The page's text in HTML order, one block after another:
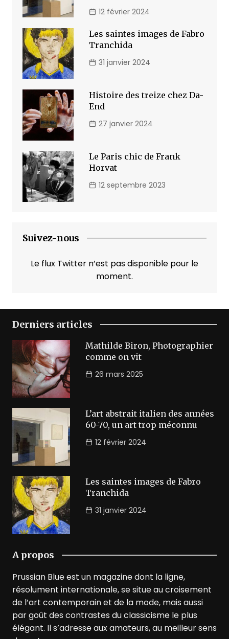
12 février 2024
Les saintes images de Fabro
Tranchida
31 janvier 2024
Histoire des treize chez Da-
End
27 janvier 2024
Le Paris chic de Frank
Horvat
12 septembre 2023
Suivez-nous
Le flux Twitter n’est pas disponible pour le
moment.
Derniers articles
Mathilde Biron, Photographier
comme on vit
26 mars 2025
L’art abstrait italien des années
60-70, un art trop méconnu
12 février 2024
Les saintes images de Fabro
Tranchida
31 janvier 2024
A propos
Prussian Blue est un magazine dont la ligne,
résolument internationale, se situe au croisement
de l’art contemporain et de la mode, mais aussi
par goût des contrastes du classicisme le plus
élégant. Il s’adresse aux amateurs, au meilleur sens